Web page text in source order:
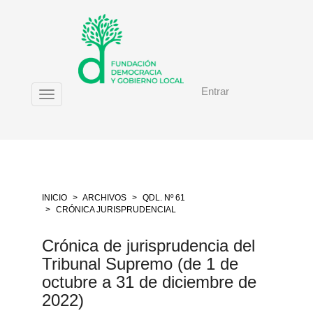
Navegación
Entrar
Toggle
INICIO ARCHIVOS
QDL. Nº 61
CRÓNICA JURISPRUDENCIAL
Crónica de jurisprudencia del
Tribunal Supremo (de 1 de
octubre a 31 de diciembre de
2022)